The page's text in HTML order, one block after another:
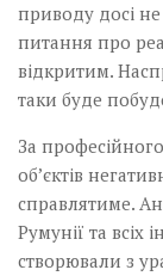
приводу досі
питання про
відкритим.
таки буде
За
об’єктів
справлятиме.
Румунії та всіх
створювали з